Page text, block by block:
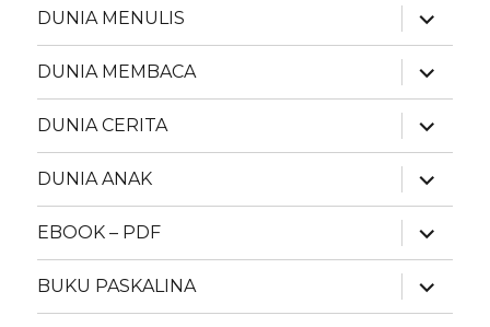
DUNIA MENULIS
expand
child
menu
DUNIA MEMBACA
expand
child
menu
DUNIA CERITA
expand
child
menu
DUNIA ANAK
expand
child
menu
EBOOK – PDF
expand
child
menu
BUKU PASKALINA
expand
child
menu